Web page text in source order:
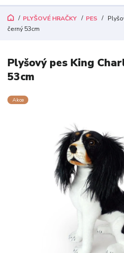
PLYŠOVÉ HRAČKY PES
černý 53cm
Plyšový pes King
53cm
Akce